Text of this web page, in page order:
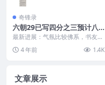
奇锋录
六朝29已写四分之三预计八
月下旬上架冲刺
最新进展：气氛比较佛系，书友们
更新周期应该是这段时...
4 年前 1.4K
文章展示